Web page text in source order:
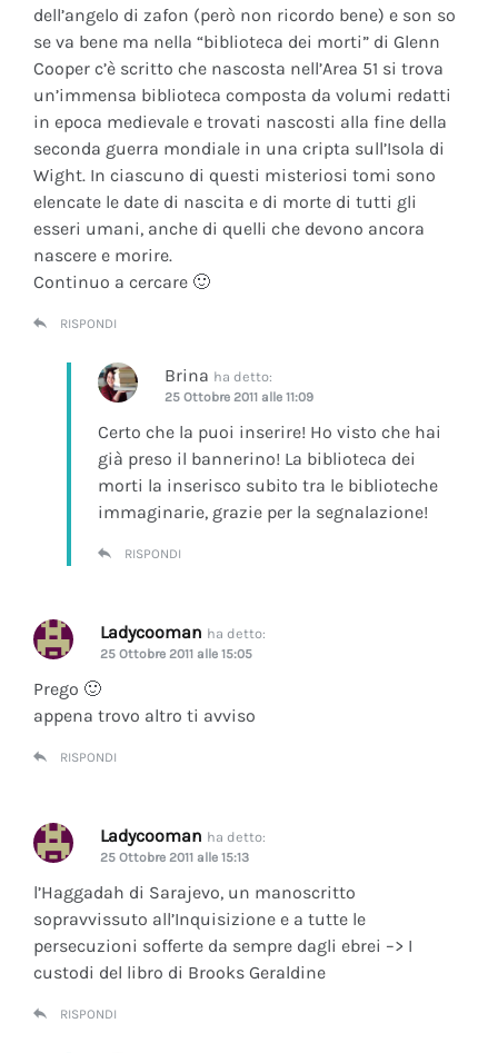
dell’angelo di zafon (però non ricordo bene) e son so
se va bene ma nella “biblioteca dei morti” di Glenn
Cooper c’è scritto che nascosta nell’Area 51 si trova
un’immensa biblioteca composta da volumi redatti
in epoca medievale e trovati nascosti alla fine della
seconda guerra mondiale in una cripta sull’Isola di
Wight. In ciascuno di questi misteriosi tomi sono
elencate le date di nascita e di morte di tutti gli
esseri umani, anche di quelli che devono ancora
nascere e morire.
Continuo a cercare 🙂
RISPONDI
Brina ha detto:
25 Ottobre 2011 alle 11:09
Certo che la puoi inserire! Ho visto che hai
già preso il bannerino! La biblioteca dei
morti la inserisco subito tra le biblioteche
immaginarie, grazie per la segnalazione!
RISPONDI
Ladycooman ha detto:
25 Ottobre 2011 alle 15:05
Prego 🙂
appena trovo altro ti avviso
RISPONDI
Ladycooman ha detto:
25 Ottobre 2011 alle 15:13
l’Haggadah di Sarajevo, un manoscritto
sopravvissuto all’Inquisizione e a tutte le
persecuzioni sofferte da sempre dagli ebrei –> I
custodi del libro di Brooks Geraldine
RISPONDI